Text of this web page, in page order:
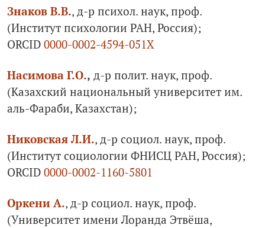
Знаков В.В., д-р психол. наук, проф.
(Институт психологии РАН, Россия);
ORCID 0000-0002-4594-051X
Насимова Г.О., д-р полит. наук, проф.
(Казахский национальный университет им.
аль-Фараби, Казахстан);
Никовская Л.И., д-р социол. наук, проф.
(Институт социологии ФНИСЦ РАН, Россия);
ORCID 0000-0002-1160-5801
Оркени А., д-р социол. наук, проф.
(Университет имени Лоранда Этвёша,